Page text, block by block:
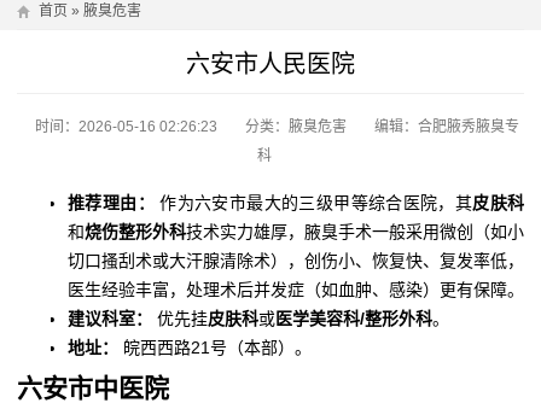
首页 » 腋臭危害
六安市人民医院
时间：2026-05-16 02:26:23 分类： 腋臭危害
编辑：合肥腋秀腋臭专
科
推荐理由： 作为六安市最大的三级甲等综合医院，其皮肤科
和烧伤整形外科技术实力雄厚，腋臭手术一般采用微创（如小
切口搔刮术或大汗腺清除术），创伤小、恢复快、复发率低，
医生经验丰富，处理术后并发症（如血肿、感染）更有保障。
建议科室：
优先挂皮肤科或医学美容科/整形外科。
地址：
皖西西路21号（本部）。
六安市中医院